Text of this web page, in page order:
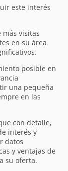
este interés
visitas
en su área
posible en
una pequeña
en las
con detalle,
interés y
datos
y ventajas de
su oferta.